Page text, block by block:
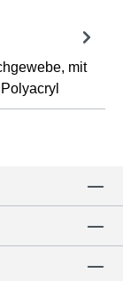
mit